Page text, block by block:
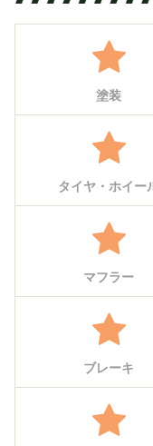
塗装
タイヤ・ホイー
マフラー
ブレーキ